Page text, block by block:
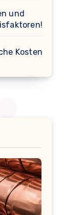
und
Kosten